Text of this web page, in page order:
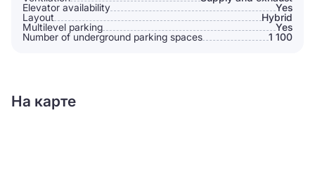
Elevator availability
Yes
Layout
Hybrid
Multilevel parking
Yes
Number of underground parking spaces
1 100
На карте